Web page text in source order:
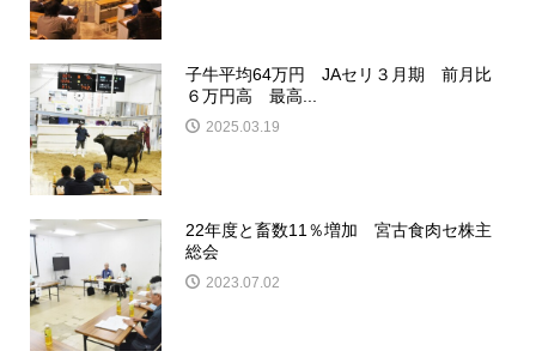
子牛平均64万円 JAセリ３月期 前月比
６万円高 最高...
2025.03.19
22年度と畜数11％増加 宮古食肉セ株主
総会
2023.07.02